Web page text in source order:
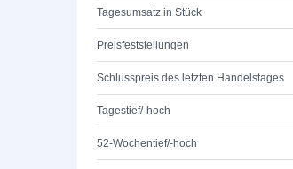
Tagesumsatz in Stück
Preisfeststellungen
Schlusspreis des letzten Handelstages
Tagestief/-hoch
52-Wochentief/-hoch